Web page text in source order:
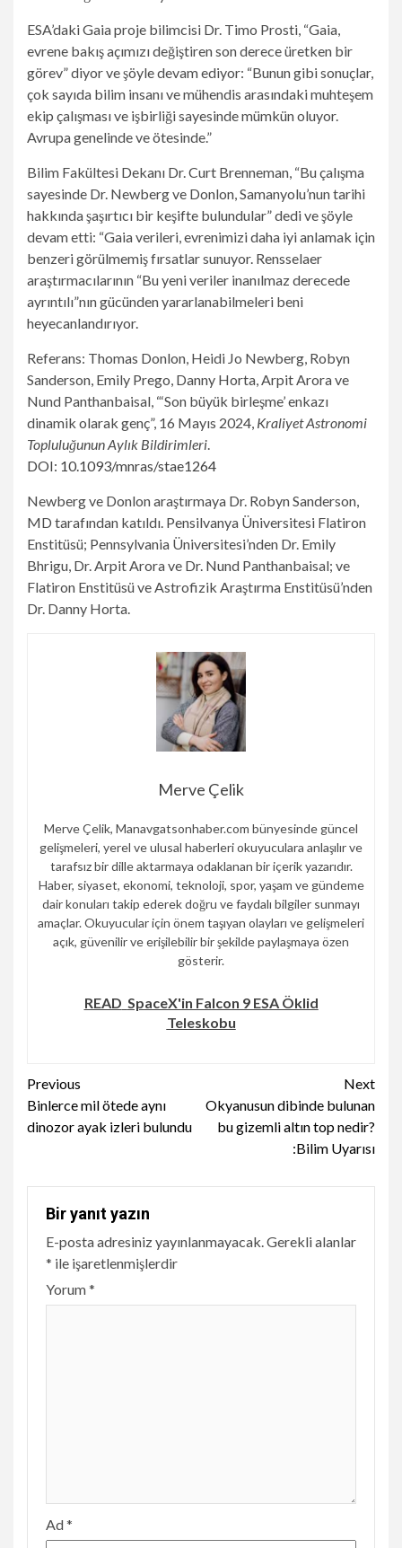
ESA’daki Gaia proje bilimcisi Dr. Timo Prosti, “Gaia,
evrene bakış açımızı değiştiren son derece üretken bir
görev” diyor ve şöyle devam ediyor: “Bunun gibi sonuçlar,
çok sayıda bilim insanı ve mühendis arasındaki muhteşem
ekip çalışması ve işbirliği sayesinde mümkün oluyor.
Avrupa genelinde ve ötesinde.”
Bilim Fakültesi Dekanı Dr. Curt Brenneman, “Bu çalışma
sayesinde Dr. Newberg ve Donlon, Samanyolu’nun tarihi
hakkında şaşırtıcı bir keşifte bulundular” dedi ve şöyle
devam etti: “Gaia verileri, evrenimizi daha iyi anlamak için
benzeri görülmemiş fırsatlar sunuyor. Rensselaer
araştırmacılarının “Bu yeni veriler inanılmaz derecede
ayrıntılı”nın gücünden yararlanabilmeleri beni
heyecanlandırıyor.
Referans: Thomas Donlon, Heidi Jo Newberg, Robyn
Sanderson, Emily Prego, Danny Horta, Arpit Arora ve
Nund Panthanbaisal, “‘Son büyük birleşme’ enkazı
dinamik olarak genç”, 16 Mayıs 2024, Kraliyet Astronomi
Topluluğunun Aylık Bildirimleri.
DOI: 10.1093/mnras/stae1264
Newberg ve Donlon araştırmaya Dr. Robyn Sanderson,
MD tarafından katıldı. Pensilvanya Üniversitesi Flatiron
Enstitüsü; Pennsylvania Üniversitesi’nden Dr. Emily
Bhrigu, Dr. Arpit Arora ve Dr. Nund Panthanbaisal; ve
Flatiron Enstitüsü ve Astrofizik Araştırma Enstitüsü’nden
Dr. Danny Horta.
Merve Çelik
Merve Çelik, Manavgatsonhaber.com bünyesinde güncel
gelişmeleri, yerel ve ulusal haberleri okuyuculara anlaşılır ve
tarafsız bir dille aktarmaya odaklanan bir içerik yazarıdır.
Haber, siyaset, ekonomi, teknoloji, spor, yaşam ve gündeme
dair konuları takip ederek doğru ve faydalı bilgiler sunmayı
amaçlar. Okuyucular için önem taşıyan olayları ve gelişmeleri
açık, güvenilir ve erişilebilir bir şekilde paylaşmaya özen
gösterir.
READ SpaceX'in Falcon 9 ESA Öklid
Teleskobu
Continue
Reading
Previous
Binlerce mil ötede aynı
dinozor ayak izleri bulundu
Next
Okyanusun dibinde bulunan
bu gizemli altın top nedir?
:Bilim Uyarısı
Bir yanıt yazın
E-posta adresiniz yayınlanmayacak. Gerekli alanlar
* ile işaretlenmişlerdir
Yorum*
Ad*